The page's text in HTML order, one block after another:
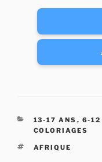
CATÉGORIES
13-17 ANS , 6-12
COLORIAGES
ÉTIQUETTES
AFRIQUE